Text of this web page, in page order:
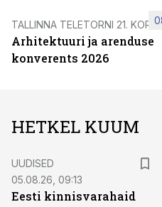
TALLINNA TELETORNI 21.
Arhitektuuri ja arenduse
konverents 2026
HETKEL KUUM
UUDISED
05.08.26, 09:13
Eesti kinnisvarahaid